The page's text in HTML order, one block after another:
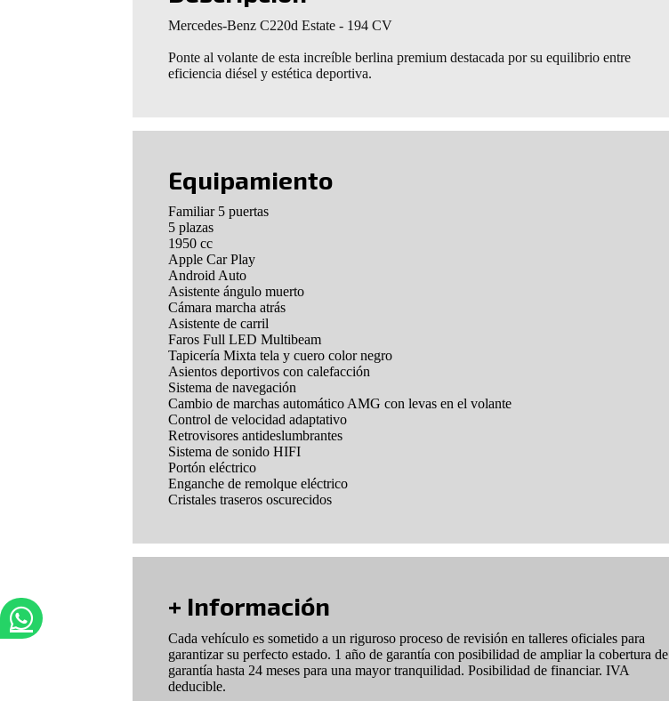
Mercedes-Benz C220d Estate - 194 CV
Ponte al volante de esta increíble berlina premium destacada por su equilibrio entre
eficiencia diésel y estética deportiva.
Equipamiento
Familiar 5 puertas
5 plazas
1950 cc
Apple Car Play
Android Auto
Asistente ángulo muerto
Cámara marcha atrás
Asistente de carril
Faros Full LED Multibeam
Tapicería Mixta tela y cuero color negro
Asientos deportivos con calefacción
Sistema de navegación
Cambio de marchas automático AMG con levas en el volante
Control de velocidad adaptativo
Retrovisores antideslumbrantes
Sistema de sonido HIFI
Portón eléctrico
Enganche de remolque eléctrico
Cristales traseros oscurecidos
+ Información
Cada vehículo es sometido a un riguroso proceso de revisión en talleres oficiales para
garantizar su perfecto estado. 1 año de garantía con posibilidad de ampliar la cobertura de
garantía hasta 24 meses para una mayor tranquilidad. Posibilidad de financiar. IVA
deducible.